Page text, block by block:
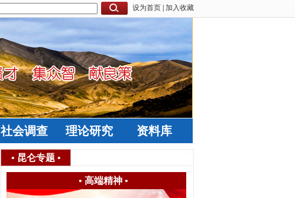
设为首页 加入收藏
社会调查 理论研究 资料库
• 昆仑专题 •
• 高端精神•